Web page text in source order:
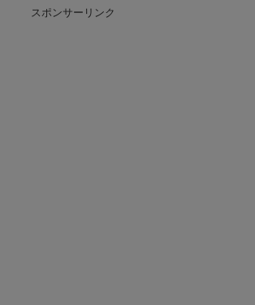
相互
Powered by livedoor 相互
スポンサーリンク